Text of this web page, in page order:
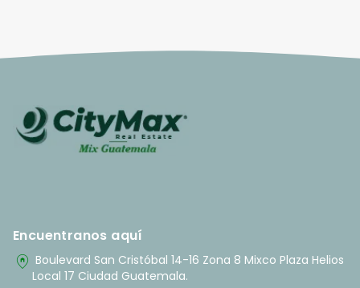
Encuentranos aquí
home_pin Boulevard San Cristóbal 14-16 Zona 8 Mixco Plaza Helios
Local 17 Ciudad Guatemala.